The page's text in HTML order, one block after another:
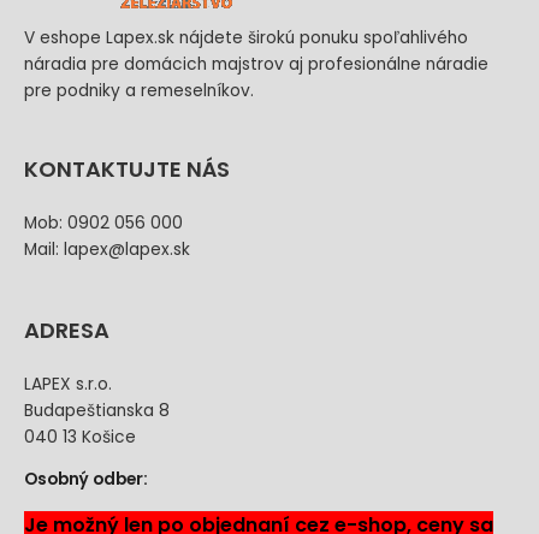
V eshope Lapex.sk nájdete širokú ponuku spoľahlivého
náradia pre domácich majstrov aj profesionálne náradie
pre podniky a remeselníkov.
KONTAKTUJTE NÁS
Mob: 0902 056 000
Mail: lapex@lapex.sk
ADRESA
LAPEX s.r.o.
Budapeštianska 8
040 13 Košice
Osobný odber:
Je možný len po objednaní cez e-shop, ceny sa